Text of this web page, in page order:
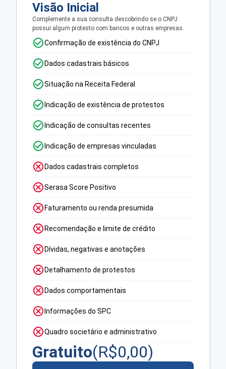
Visão Inicial
Complemente a sua consulta descobrindo se o CNPJ
possui algum protesto com bancos e outras empresas.
Confirmação de existência do CNPJ
Dados cadastrais básicos
Situação na Receita Federal
Indicação de existência de protestos
Indicação de consultas recentes
Indicação de empresas vinculadas
Dados cadastrais completos
Serasa Score Positivo
Faturamento ou renda presumida
Recomendação e limite de crédito
Dívidas, negativas e anotações
Detalhamento de protestos
Dados comportamentais
Informações do SPC
Quadro societário e administrativo
Gratuito(R$0,00)